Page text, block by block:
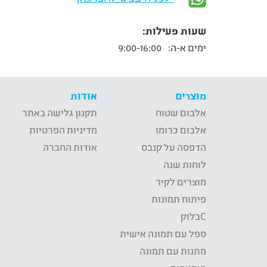
שעות פעילות:
ימים א-ה:
מוצרים
אלבום שטוח
אלבום כרומו
הדפסה על קנבס
לוחות שנה
מוצרים לקיר
פיתוח תמונות
Cבלוק
ספל עם תמונה אישית
מתנות עם תמונה
אודות
תקנון גלישה באתר
מדיניות הפרטיות
אודות החברה